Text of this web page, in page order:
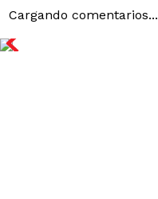
Cargando comentarios...